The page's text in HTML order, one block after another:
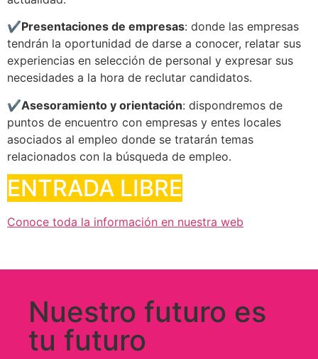
✔️Presentaciones de empresas: donde las empresas
tendrán la oportunidad de darse a conocer, relatar sus
experiencias en selección de personal y expresar sus
necesidades a la hora de reclutar candidatos.
✔️Asesoramiento y orientación: dispondremos de
puntos de encuentro con empresas y entes locales
asociados al empleo donde se tratarán temas
relacionados con la búsqueda de empleo.
ENTRADA LIBRE
Conoce toda la información en nuestra web
Nuestro futuro es
tu futuro